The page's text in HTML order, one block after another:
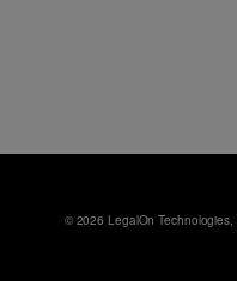
© 2026 LegalOn Technologies,